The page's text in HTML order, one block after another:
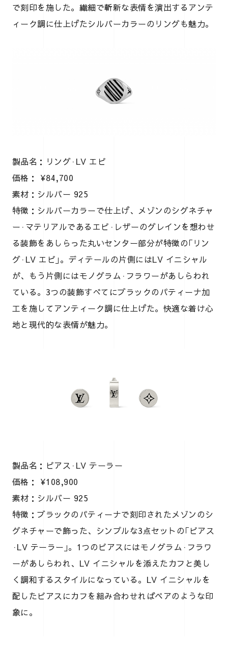
で刻印を施した。繊細で斬新な表情を演出するアンテ
ィーク調に仕上げたシルバーカラーのリングも魅力。
製品名：リング·LV エピ
価格： ¥84,700
素材：シルバー 925
特徴：シルバーカラーで仕上げ、メゾンのシグネチャ
ー·マテリアルであるエピ·レザーのグレインを想わせ
る装飾をあしらった丸いセンター部分が特徴の｢リン
グ·LV エピ｣。ディテールの片側にはLV イニシャル
が、もう片側にはモノグラム·フラワーがあしらわれ
ている。3つの装飾すべてにブラックのパティーナ加
工を施してアンティーク調に仕上げた。快適な着け心
地と現代的な表情が魅力。
製品名：ピアス·LV テーラー
価格： ¥108,900
素材：シルバー 925
特徴：ブラックのパティーナで刻印されたメゾンのシ
グネチャーで飾った、シンプルな3点セットの｢ピアス
·LV テーラー｣。1つのピアスにはモノグラム·フラワ
ーがあしらわれ、LV イニシャルを添えたカフと美し
く調和するスタイルになっている。LV イニシャルを
配したピアスにカフを組み合わせればペアのような印
象に。